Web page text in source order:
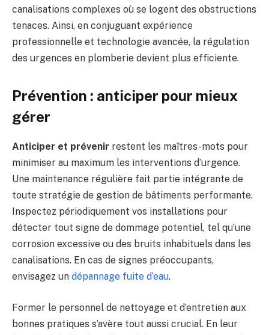
canalisations complexes où se logent des obstructions
tenaces. Ainsi, en conjuguant expérience
professionnelle et technologie avancée, la régulation
des urgences en plomberie devient plus efficiente.
Prévention : anticiper pour mieux
gérer
Anticiper et prévenir restent les maîtres-mots pour
minimiser au maximum les interventions d’urgence.
Une maintenance régulière fait partie intégrante de
toute stratégie de gestion de bâtiments performante.
Inspectez périodiquement vos installations pour
détecter tout signe de dommage potentiel, tel qu’une
corrosion excessive ou des bruits inhabituels dans les
canalisations. En cas de signes préoccupants,
envisagez un dépannage fuite d’eau.
Former le personnel de nettoyage et d’entretien aux
bonnes pratiques s’avère tout aussi crucial. En leur